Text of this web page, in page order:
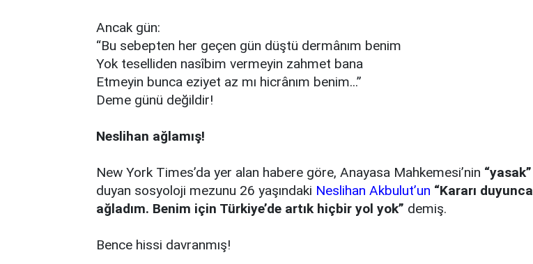
Ancak gün:
“Bu sebepten her geçen gün düştü dermânım benim
Yok teselliden nasîbim vermeyin zahmet bana
Etmeyin bunca eziyet az mı hicrânım benim...”
Deme günü değildir!
Neslihan ağlamış!
New York Times’da yer alan habere göre, Anayasa Mahkemesi’nin “yasak”
duyan sosyoloji mezunu 26 yaşındaki Neslihan Akbulut’un “Kararı duyunca
ağladım. Benim için Türkiye’de artık hiçbir yol yok” demiş.
Bence hissi davranmış!